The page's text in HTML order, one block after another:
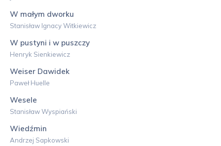
W małym dworku
Stanisław Ignacy Witkiewicz
W pustyni i w puszczy
Henryk Sienkiewicz
Weiser Dawidek
Paweł Huelle
Wesele
Stanisław Wyspiański
Wiedźmin
Andrzej Sapkowski